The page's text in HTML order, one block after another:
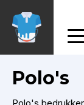
naar
gaanPolo's